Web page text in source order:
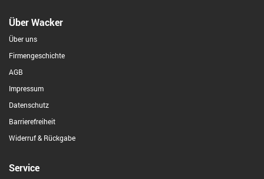
Über Wacker
Über uns
Firmengeschichte
AGB
Impressum
Datenschutz
Barrierefreiheit
Widerruf & Rückgabe
Service